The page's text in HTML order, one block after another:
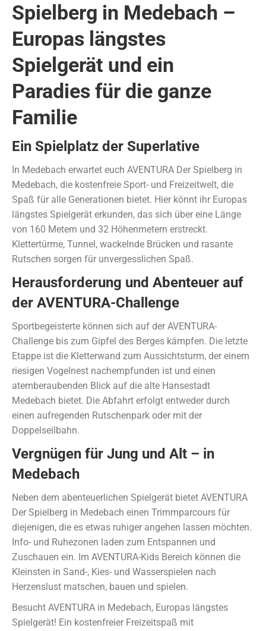
Spielberg in Medebach –
Europas längstes
Spielgerät und ein
Paradies für die ganze
Familie
Ein Spielplatz der Superlative
In Medebach erwartet euch AVENTURA Der Spielberg in
Medebach, die kostenfreie Sport- und Freizeitwelt, die
Spaß für alle Generationen bietet. Hier könnt ihr Europas
längstes Spielgerät erkunden, das sich über eine Länge
von 160 Metern und 32 Höhenmetern erstreckt.
Klettertürme, Tunnel, wackelnde Brücken und rasante
Rutschen sorgen für unvergesslichen Spaß.
Herausforderung und Abenteuer auf
der AVENTURA-Challenge
Sportbegeisterte können sich auf der AVENTURA-
Challenge bis zum Gipfel des Berges kämpfen. Die letzte
Etappe ist die Kletterwand zum Aussichtsturm, der einem
riesigen Vogelnest nachempfunden ist und einen
atemberaubenden Blick auf die alte Hansestadt
Medebach bietet. Die Abfahrt erfolgt entweder durch
einen aufregenden Rutschenpark oder mit der
Doppelseilbahn.
Vergnügen für Jung und Alt – in
Medebach
Neben dem abenteuerlichen Spielgerät bietet AVENTURA
Der Spielberg in Medebach einen Trimmparcours für
diejenigen, die es etwas ruhiger angehen lassen möchten.
Info- und Ruhezonen laden zum Entspannen und
Zuschauen ein. Im AVENTURA-Kids Bereich können die
Kleinsten in Sand-, Kies- und Wasserspielen nach
Herzenslust matschen, bauen und spielen.
Besucht AVENTURA in Medebach, Europas längstes
Spielgerät! Ein kostenfreier Freizeitspaß mit